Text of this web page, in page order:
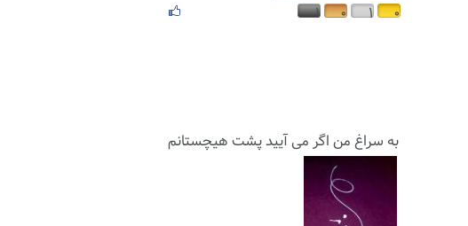
۰ ۱ ۰ ۱
به سراغ من اگر می آیید پشت هیچستانم